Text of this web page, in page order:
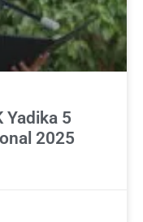
Yadika 5
2025